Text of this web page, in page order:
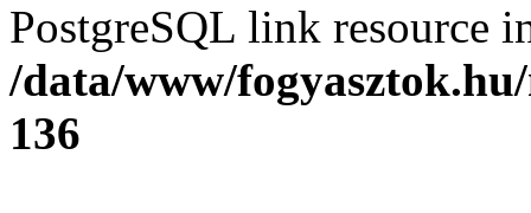
PostgreSQL link resource
/data/www/
136